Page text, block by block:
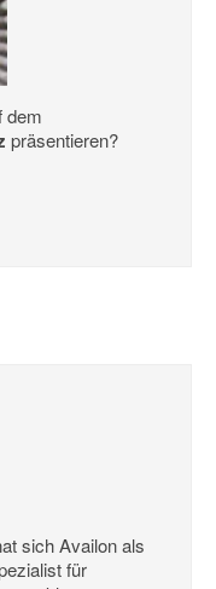
dem
präsentieren?
sich Availon als
für